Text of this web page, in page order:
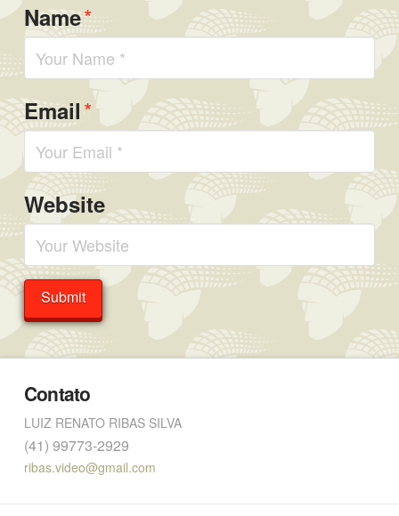
Name*
Email*
Website
Contato
LUIZ RENATO RIBAS SILVA
(41) 99773-2929
ribas.video@gmail.com